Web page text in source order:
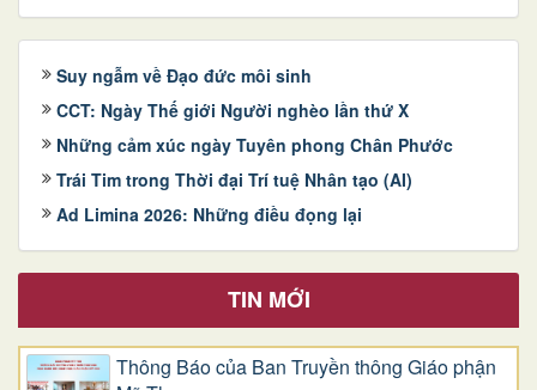
Suy ngẫm về Đạo đức môi sinh
CCT: Ngày Thế giới Người nghèo lần thứ X
Những cảm xúc ngày Tuyên phong Chân Phước
Trái Tim trong Thời đại Trí tuệ Nhân tạo (AI)
Ad Limina 2026: Những điều đọng lại
TIN MỚI
Thông Báo của Ban Truyền thông Giáo phận